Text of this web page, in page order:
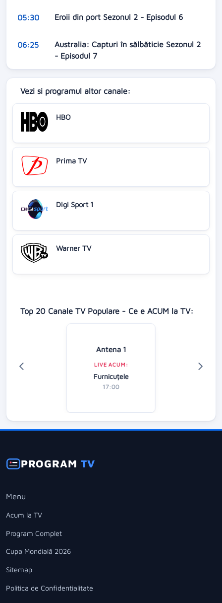
05:30 Eroii din port Sezonul 2 - Episodul 6
06:25
Australia: Capturi în sălbăticie Sezonul 2
- Episodul 7
Vezi si programul altor canale:
HBO
Prima TV
Digi Sport 1
Warner TV
Top 20 Canale TV Populare - Ce e ACUM la TV:
Antena 1
LIVE ACUM:
Furnicuțele
17:00
PROGRAMTV
Menu
Acum la TV
Program Complet
Cupa Mondială 2026
Sitemap
Politica de Confidentialitate